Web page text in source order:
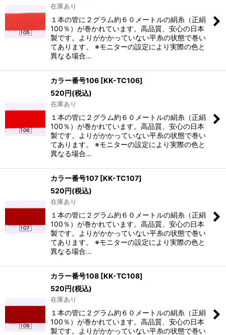
在庫あり
１本の管に２グラム約６０メートルの絹糸（正絹
100％）が巻かれています。高品質、安心の日本
製です。よりがかかっていない平糸の状態で巻い
てあります。 ※モニターの設定により実際の色と
異なる場合…
カラー番号106 [KK-TC106]
520円(税込)
在庫あり
１本の管に２グラム約６０メートルの絹糸（正絹
100％）が巻かれています。高品質、安心の日本
製です。よりがかかっていない平糸の状態で巻い
てあります。 ※モニターの設定により実際の色と
異なる場合…
カラー番号107 [KK-TC107]
520円(税込)
在庫あり
１本の管に２グラム約６０メートルの絹糸（正絹
100％）が巻かれています。高品質、安心の日本
製です。よりがかかっていない平糸の状態で巻い
てあります。 ※モニターの設定により実際の色と
異なる場合…
カラー番号108 [KK-TC108]
520円(税込)
在庫あり
１本の管に２グラム約６０メートルの絹糸（正絹
100％）が巻かれています。高品質、安心の日本
製です。よりがかかっていない平糸の状態で巻い